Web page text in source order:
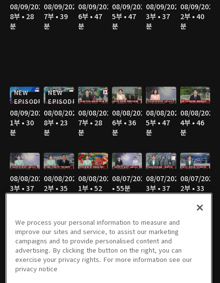
08/09/2026
8부 • 28
분
08/09/2026
7부 • 39
분
08/09/2026
6부 • 47
분
08/09/2026
5부 • 47
분
08/09/2026
3부 • 37
분
08/09/2026
2부 • 40
분
NEW
EPISODE
08/09/2026
1부 • 30
분
NEW
EPISODE
08/08/2026
8부 • 23
분
08/08/2026
7부 • 28
분
08/08/2026
6부 • 36
분
08/08/2026
5부 • 47
분
08/08/2026
4부 • 46
분
08/08/2026
3부 • 37
08/08/2026
2부 • 35
08/08/2026
1부 • 52
08/07/2026
• 55분
08/07/2026
3부 • 37
08/07/2026
2부 • 33
08/06/2026
4부 • 55
분
08/06/2026
3부 • 36
분
08/06/2026
2부 • 35
분
08/06/2026
1부 • 52
분
08/05/2026
4부 • 55
분
3부 • 37
분
We process your personal information to measure and
improve our sites and service, to assist our marketing
campaigns and to provide personalised content and
advertising. By clicking the button on the right, you can
exercise your privacy rights. For more information see our
privacy notice